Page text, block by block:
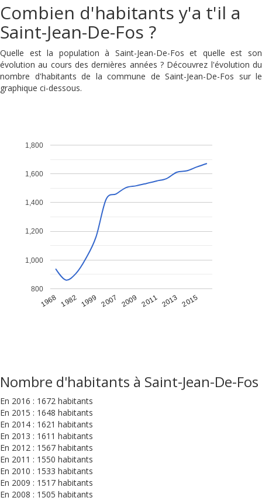
Combien d'habitants y'a t'il a
Saint-Jean-De-Fos ?
Quelle est la population à Saint-Jean-De-Fos et quelle est son
évolution au cours des dernières années ? Découvrez l'évolution du
nombre d'habitants de la commune de Saint-Jean-De-Fos sur le
graphique ci-dessous.
1968 1982 1999 2007 2009 2011 2013 2015
800
1,000
1,200
1,400
1,600
1,800
Nombre d'habitants à Saint-Jean-De-Fos
En 2016 : 1672 habitants
En 2015 : 1648 habitants
En 2014 : 1621 habitants
En 2013 : 1611 habitants
En 2012 : 1567 habitants
En 2011 : 1550 habitants
En 2010 : 1533 habitants
En 2009 : 1517 habitants
En 2008 : 1505 habitants